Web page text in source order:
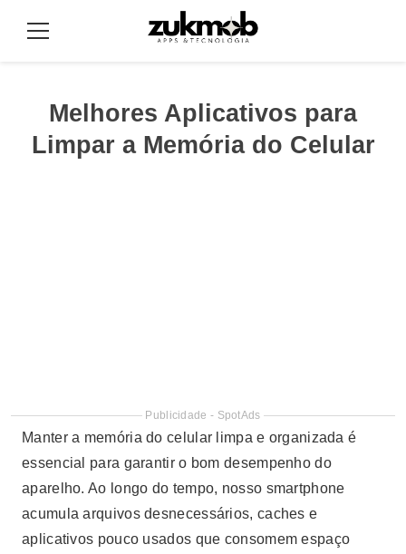
paraMenu
Melhores Aplicativos para
Limpar a Memória do Celular
Publicidade - SpotAds
Manter a memória do celular limpa e organizada é
essencial para garantir o bom desempenho do
aparelho. Ao longo do tempo, nosso smartphone
acumula arquivos desnecessários, caches e
aplicativos pouco usados que consomem espaço